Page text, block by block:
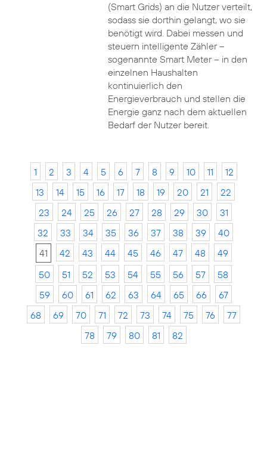
(Smart Grids) an die Nutzer verteilt,
sodass sie dorthin gelangt, wo sie
benötigt wird. Dabei messen und
steuern intelligente Zähler –
sogenannte Smart Meter – in den
einzelnen Haushalten
kontinuierlich den
Energieverbrauch und stellen die
Energie ganz nach dem aktuellen
Bedarf der Nutzer bereit.
1 2 3 4 5 6 7 8 9 10 11
12
13
14 15 16 17 18 19 20 21
22
23
24 25 26 27 28 29 30
31
32
33 34 35 36 37 38 39
40
41
42 43 44 45 46 47 48
49
50
51 52 53 54 55 56 57
58
59
60 61 62 63 64 65 66
67
68
69 70 71 72 73 74 75 76
77
78
79 80 81 82